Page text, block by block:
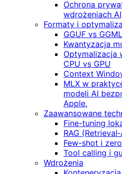
Ochrona
wdrożeniach AI
Formaty i
GGUF vs GGML
Kwantyzacja
Optymalizacja
CPU vs GPU
Context
MLX w
modeli AI
Apple.
Zaawansowane
Fine-tuning
RAG
Few-shot i
Tool calling i
Wdrożenia